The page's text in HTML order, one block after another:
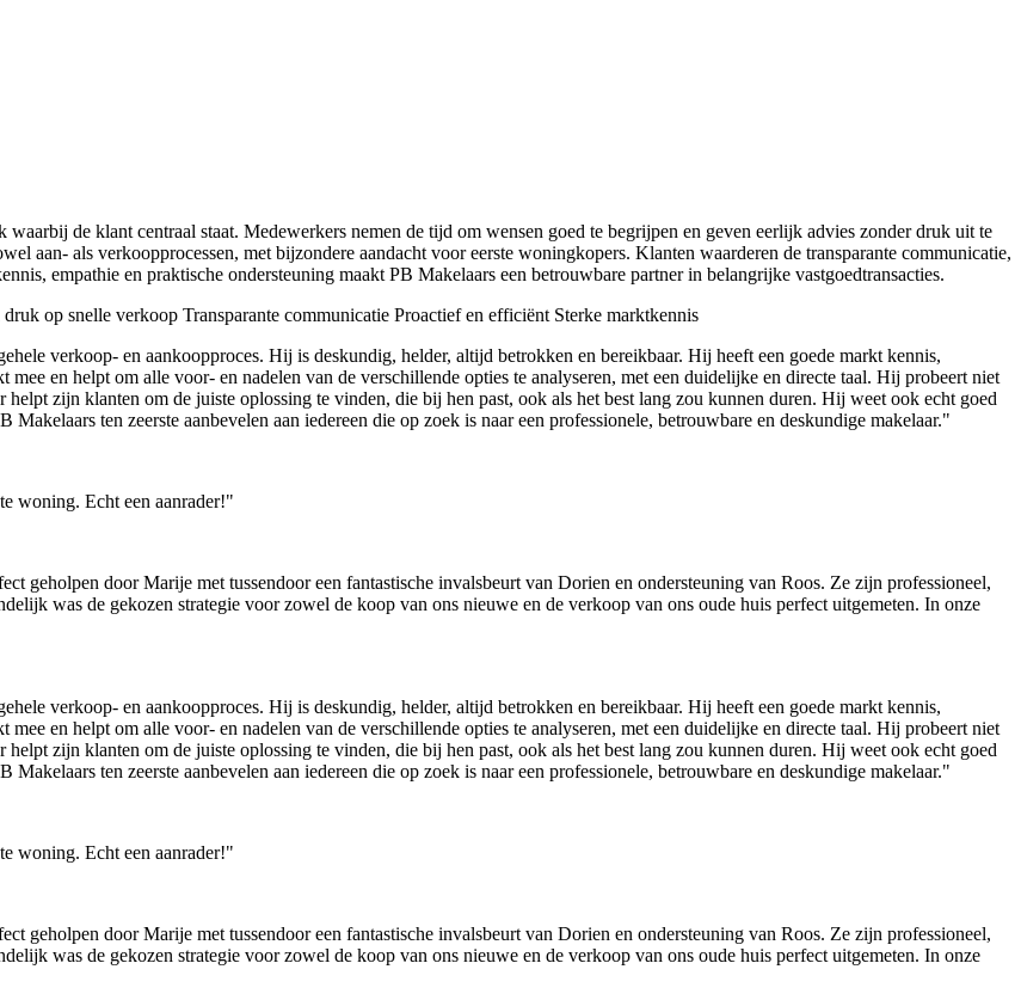
de klant centraal staat. Medewerkers nemen de tijd om wensen goed te begrijpen en geven eerlijk advies zonder druk uit te
aan- als verkoopprocessen, met bijzondere aandacht voor eerste woningkopers. Klanten waarderen de transparante communicatie,
empathie en praktische ondersteuning maakt PB Makelaars een betrouwbare partner in belangrijke vastgoedtransacties.
op snelle verkoop Transparante communicatie Proactief en efficiënt Sterke marktkennis
verkoop- en aankoopproces. Hij is deskundig, helder, altijd betrokken en bereikbaar. Hij heeft een goede markt kennis,
en helpt om alle voor- en nadelen van de verschillende opties te analyseren, met een duidelijke en directe taal. Hij probeert niet
zijn klanten om de juiste oplossing te vinden, die bij hen past, ook als het best lang zou kunnen duren. Hij weet ook echt goed
ten zeerste aanbevelen aan iedereen die op zoek is naar een professionele, betrouwbare en deskundige makelaar."
woning. Echt een aanrader!"
geholpen door Marije met tussendoor een fantastische invalsbeurt van Dorien en ondersteuning van Roos. Ze zijn professioneel,
was de gekozen strategie voor zowel de koop van ons nieuwe en de verkoop van ons oude huis perfect uitgemeten. In onze
verkoop- en aankoopproces. Hij is deskundig, helder, altijd betrokken en bereikbaar. Hij heeft een goede markt kennis,
en helpt om alle voor- en nadelen van de verschillende opties te analyseren, met een duidelijke en directe taal. Hij probeert niet
zijn klanten om de juiste oplossing te vinden, die bij hen past, ook als het best lang zou kunnen duren. Hij weet ook echt goed
ten zeerste aanbevelen aan iedereen die op zoek is naar een professionele, betrouwbare en deskundige makelaar."
woning. Echt een aanrader!"
geholpen door Marije met tussendoor een fantastische invalsbeurt van Dorien en ondersteuning van Roos. Ze zijn professioneel,
was de gekozen strategie voor zowel de koop van ons nieuwe en de verkoop van ons oude huis perfect uitgemeten. In onze